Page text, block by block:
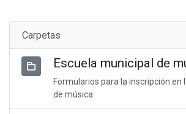
Carpetas
Escuela municipal de
Formularios para la inscripción en
de música